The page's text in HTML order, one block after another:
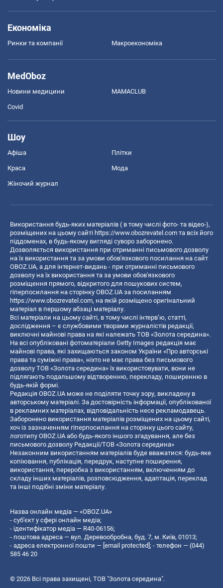
Економіка
Ринки та компанії Макроекономіка
MedOboz
Новини медицини MAMACLUB
Covid
Шоу
Афіша Плітки
Краса Мода
Жіночий журнал
Використання будь-яких матеріалів ( в тому числі фото- та відео-),
розміщених на цьому сайті https://www.obozrevatel.com та всіх його
піддоменах, в будь-якому вигляді суворо заборонено.
Дозволяється використання при отриманні письмового дозволу
на їх використання та за умови обов'язкового посилання на сайт
OBOZ.UA, а для інтернет-видань - при отриманні письмового
дозволу на їх використання та за умови обов'язкового
розміщення прямого, відкритого для пошукових систем,
гіперпосилання на сторінку OBOZ.UA за посиланням
https://www.obozrevatel.com, на якій розміщено оригінальний
матеріал в першому абзаці матеріалу.
Всі матеріали на цьому сайті, в тому числі інтерв’ю, статті,
дослідження – є службовими творами журналістів редакції,
виключні майнові права на які належать ТОВ «Золота середина».
На всі опубліковані фотоматеріали Getty Images редакція має
майнові права, які захищаються законом України «Про авторські
права та суміжні права», ніхто не має права без письмового
дозволу ТОВ «Золота середина» їх використовувати, вони не
підлягають подальшому відтворенню, перекладу, поширенню в
будь-якій формі.
Редакція OBOZ.UA може не поділяти точку зору, викладену в
авторському матеріалі. За достовірність інформації, опублікованої
в рекламних матеріалах, відповідальність несе рекламодавець.
Заборонено використання матеріалів розміщених на цьому сайті,
хоч із зазначенням гіперпосилання на сторінку цього сайту,
логотипу OBOZ.UA або будь-якого іншого згадування, але без
письмового дозволу Редакції/ТОВ «Золота середина»
Незаконним використанням матеріалів буде вважатися: будь-яке
копiювання, публiкацiя, передрук, наступне поширення,
використання, переробка з використанням, включенням до
складу інших матеріалів, розповсюдження, адаптація, переклад
та інші подібні зміни матеріалу.
Назва онлайн медіа — «OBOZ.UA»
- суб'єкт у сфері онлайн медіа;
- ідентифікатор медіа — R40-06156;
- поштова адреса — вул. Деревообробна, буд. 7, м. Київ, 01013;
- адреса електронної пошти — [email protected] ; - телефон — (044)
585 46 20
© 2026 Всі права захищені, ТОВ "Золота середина".